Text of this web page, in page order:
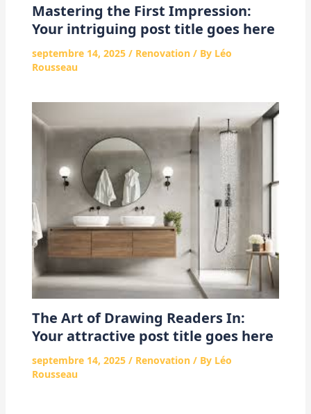
Mastering the First Impression:
Your intriguing post title goes here
septembre 14, 2025 / Renovation/ By Léo
Rousseau
The Art of Drawing Readers In:
Your attractive post title goes here
septembre 14, 2025 / Renovation/ By Léo
Rousseau